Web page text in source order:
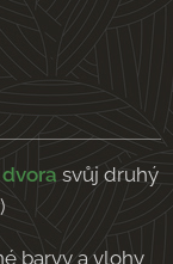
dvora svůj druhý
barvy a vlohy